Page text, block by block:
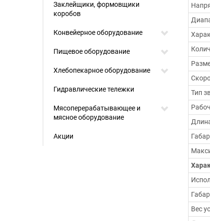
Тип
Вес
Заклейщики, формовщики
коробов
Конвейерное оборудование
Пищевое оборудование
Хлебопекарное оборудование
Гидравлические тележки
Мясоперерабатывающее и
мясное оборудование
Акции